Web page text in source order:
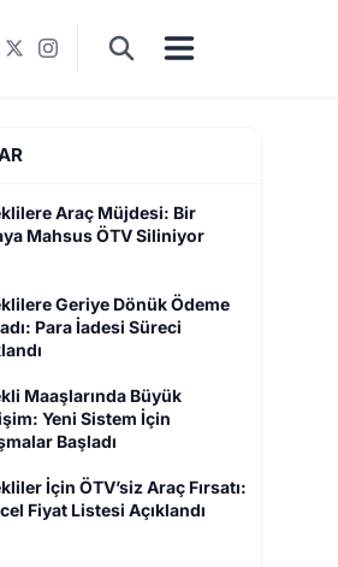
Araç Müjdesi: Bir
Mahsus ÖTV Siliniyor
Geriye Dönük Ödeme
Para İadesi Süreci
Maaşlarında Büyük
Yeni Sistem İçin
Başladı
İçin ÖTV’siz Araç Fırsatı:
Fiyat Listesi Açıklandı